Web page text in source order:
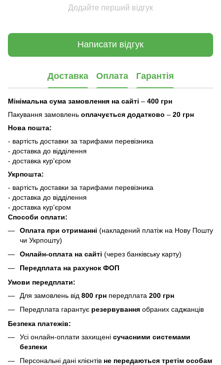
Додайте перший відгук
Написати відгук
Доставка Оплата Гарантія
Мінімальна сума замовлення на сайті – 400 грн
Пакування замовлень оплачується додатково – 20 грн
Нова пошта:
- вартість доставки за тарифами перевізника
- доставка до відділення
- доставка кур'єром
Укрпошта:
- вартість доставки за тарифами перевізника
- доставка до відділення
- доставка кур'єром
Способи оплати:
Оплата при отриманні (накладений платіж на Нову Пошту
чи Укрпошту)
Онлайн-оплата на сайті (через банківську карту)
Передплата на рахунок ФОП
Умови передплати:
Для замовлень від 800 грн передплата 200 грн
Передплата гарантує резервування обраних саджанців
Безпека платежів:
Усі онлайн-оплати захищені сучасними системами
безпеки
Персональні дані клієнтів не передаються третім особам